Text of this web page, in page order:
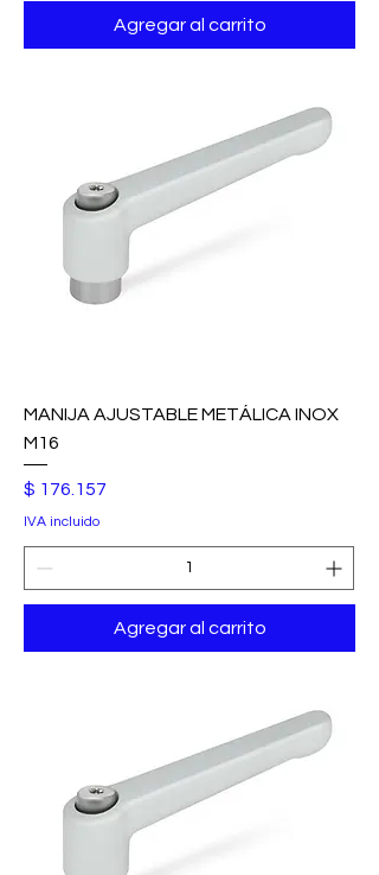
Agregar al carrito
MANIJA AJUSTABLE METÁLICA INOX
M16
Precio
$ 176.157
IVA incluido
Agregar al carrito